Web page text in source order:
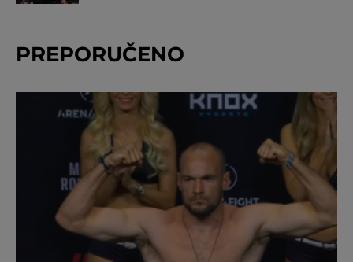
PREPORUČENO